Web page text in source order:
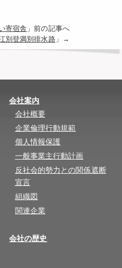
寄宿舎 」前の記事へ
別登満別排水路 」→
会社案内
会社概要
企業倫理行動規範
個人情報保護
一般事業主行動計画
反社会的勢力との関係遮断
宣言
組織図
関連企業
会社の歴史